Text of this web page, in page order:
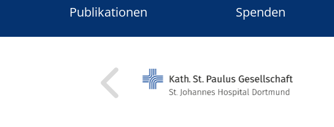
Publikationen Spenden